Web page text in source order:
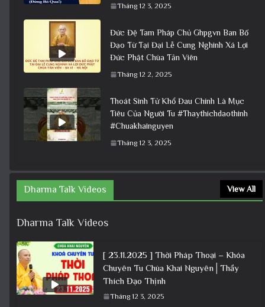
Tháng 12 3, 2025
Đức Đệ Tam Pháp Chủ Ghpgvn Ban Bố
Đạo Từ Tại Đại Lễ Cung Nghinh Xá Lợi
Đức Phật Chùa Tản Viên
Tháng 12 2, 2025
Thoát Sinh Tử Khổ Đau Chính Là Mục
Tiêu Của Người Tu #Thaythichdaothinh
#Chuakhainguyen
Tháng 12 3, 2025
Dharma Talk Videos View All
Dharma Talk Videos
[ 23.11.2025 ] Thời Pháp Thoại – Khóa
Chuyên Tu Chùa Khai Nguyên│Thầy
Thích Đạo Thịnh
Tháng 12 3, 2025